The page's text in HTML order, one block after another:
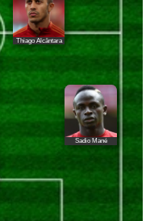
Thiago Alcântara
Sadio Mané